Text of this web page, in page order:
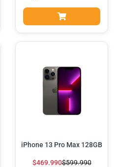
iPhone 13 Pro Max 128GB
$469.990$599.990